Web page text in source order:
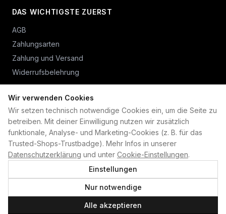
Wir verwenden Cookies
Wir setzen technisch notwendige Cookies ein, um die Seite zu
betreiben. Mit deiner Einwilligung nutzen wir zusätzlich
funktionale, Analyse- und Marketing-Cookies (z. B. für das
Trusted-Shops-Trustbadge). Mehr Infos in unserer
Datenschutzerklärung und unter Cookie-Einstellungen.
Einstellungen
Nur notwendige
Alle akzeptieren
DAS WICHTIGSTE ZUERST
AGB
Zahlungsarten
Zahlung und Versand
Widerrufsbelehrung
PLAN B
Home
Kontakt
Impressum
Datenschutzerklärung